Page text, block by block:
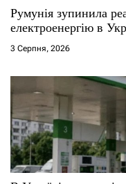
Румунія зупинила
електроенергію в
3 Серпня, 2026